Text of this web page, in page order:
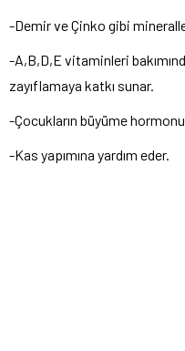
-Demir ve Çinko gibi
-A,B,D,E vitaminleri
zayıflamaya katkı sunar.
-Çocukların büyüme
-Kas yapımına yardım eder.